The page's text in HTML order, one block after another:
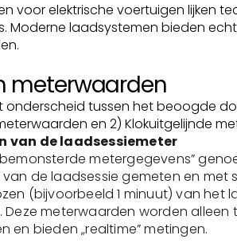
voor elektrische voertuigen lijken
Moderne laadsystemen bieden
meterwaarden
onderscheid tussen het beoogde
en 2) Klokuitgelijnde
van de laadsessiemeter
metergegevens”
de laadsessie gemeten en met
(bijvoorbeeld 1 minuut) van het
Deze meterwaarden worden alleen
en bieden „realtime” metingen.